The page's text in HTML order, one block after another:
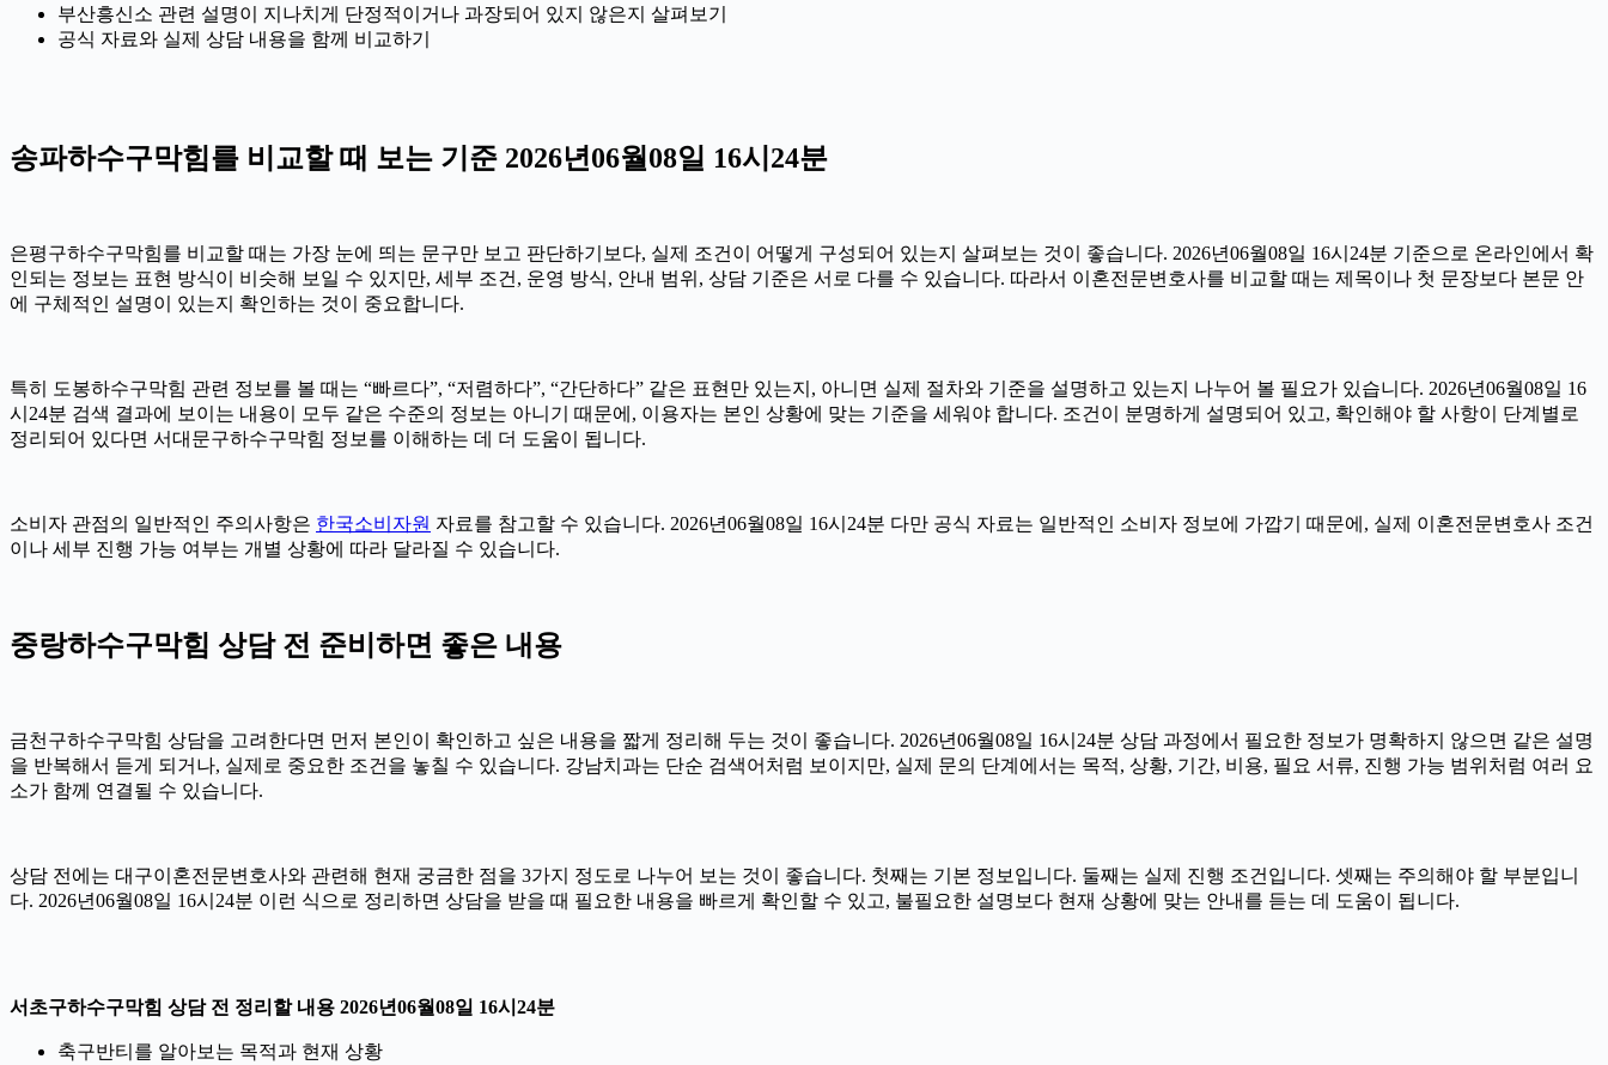
부산흥신소 관련 설명이 지나치게 단정적이거나 과장되어 있지 않은지 살펴보기
공식 자료와 실제 상담 내용을 함께 비교하기
송파하수구막힘를 비교할 때 보는 기준 2026년06월08일 16시24분
은평구하수구막힘를 비교할 때는 가장 눈에 띄는 문구만 보고 판단하기보다, 실제 조건이 어떻게 구성되어 있는지 살펴보는 것이 좋습니다. 2026년06월08일 16시24분 기준으로 온라인에서 확
인되는 정보는 표현 방식이 비슷해 보일 수 있지만, 세부 조건, 운영 방식, 안내 범위, 상담 기준은 서로 다를 수 있습니다. 따라서 이혼전문변호사를 비교할 때는 제목이나 첫 문장보다 본문 안
에 구체적인 설명이 있는지 확인하는 것이 중요합니다.
특히 도봉하수구막힘 관련 정보를 볼 때는 “빠르다”, “저렴하다”, “간단하다” 같은 표현만 있는지, 아니면 실제 절차와 기준을 설명하고 있는지 나누어 볼 필요가 있습니다. 2026년06월08일 16
시24분 검색 결과에 보이는 내용이 모두 같은 수준의 정보는 아니기 때문에, 이용자는 본인 상황에 맞는 기준을 세워야 합니다. 조건이 분명하게 설명되어 있고, 확인해야 할 사항이 단계별로
정리되어 있다면 서대문구하수구막힘 정보를 이해하는 데 더 도움이 됩니다.
소비자 관점의 일반적인 주의사항은 한국소비자원 자료를 참고할 수 있습니다. 2026년06월08일 16시24분 다만 공식 자료는 일반적인 소비자 정보에 가깝기 때문에, 실제 이혼전문변호사 조건
이나 세부 진행 가능 여부는 개별 상황에 따라 달라질 수 있습니다.
중랑하수구막힘 상담 전 준비하면 좋은 내용
금천구하수구막힘 상담을 고려한다면 먼저 본인이 확인하고 싶은 내용을 짧게 정리해 두는 것이 좋습니다. 2026년06월08일 16시24분 상담 과정에서 필요한 정보가 명확하지 않으면 같은 설명
을 반복해서 듣게 되거나, 실제로 중요한 조건을 놓칠 수 있습니다. 강남치과는 단순 검색어처럼 보이지만, 실제 문의 단계에서는 목적, 상황, 기간, 비용, 필요 서류, 진행 가능 범위처럼 여러 요
소가 함께 연결될 수 있습니다.
상담 전에는 대구이혼전문변호사와 관련해 현재 궁금한 점을 3가지 정도로 나누어 보는 것이 좋습니다. 첫째는 기본 정보입니다. 둘째는 실제 진행 조건입니다. 셋째는 주의해야 할 부분입니
다. 2026년06월08일 16시24분 이런 식으로 정리하면 상담을 받을 때 필요한 내용을 빠르게 확인할 수 있고, 불필요한 설명보다 현재 상황에 맞는 안내를 듣는 데 도움이 됩니다.
서초구하수구막힘 상담 전 정리할 내용 2026년06월08일 16시24분
축구반티를 알아보는 목적과 현재 상황